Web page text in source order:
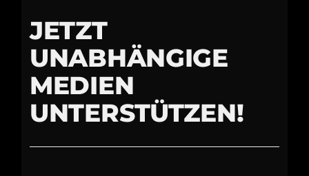
JETZT
UNABHÄNGIGE
MEDIEN
UNTERSTÜTZEN!